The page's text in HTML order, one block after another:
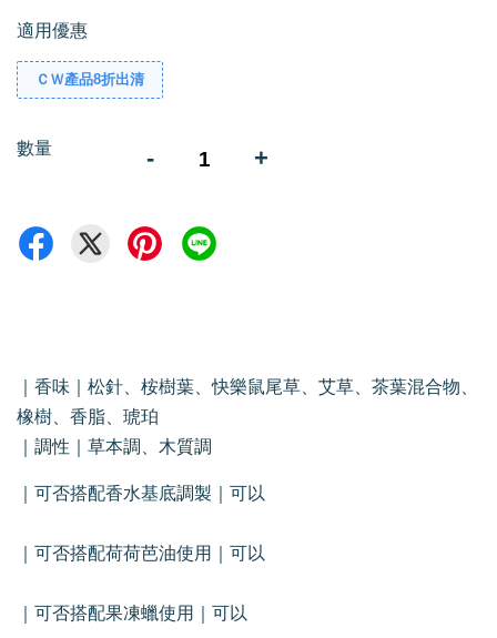
適用優惠
ＣＷ產品8折出清
數量 - +
｜香味｜松針、桉樹葉、快樂鼠尾草、艾草、茶葉混合物、
橡樹、香脂、琥珀
｜調性｜草本調、木質調
｜可否搭配香水基底調製｜可以
｜可否搭配荷荷芭油使用｜可以
｜可否搭配果凍蠟使用｜可以